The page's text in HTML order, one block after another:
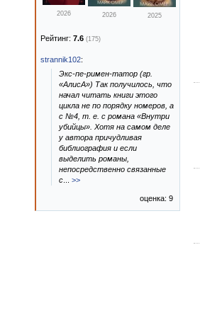
2026 2026 2025
Рейтинг: 7.6 (175)
strannik102:
Экс-пе-римен-татор (гр.
«АлисА») Так получилось, что
начал читать книги этого
цикла не по порядку номеров, а
с №4, т. е. с романа «Внутри
убийцы». Хотя на самом деле
у автора причудливая
библиография и если
выделить романы,
непосредственно связанные
с
>>
оценка: 9